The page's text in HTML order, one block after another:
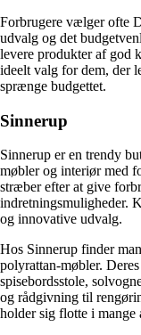
Forbrugere vælger ofte
udvalg og det
levere produkter af god
ideelt valg for dem, der
sprænge budgettet.
Sinnerup
Sinnerup er en trendy
møbler og interiør med
stræber efter at give
indretningsmuligheder.
og innovative udvalg.
Hos Sinnerup finder
polyrattan-møbler.
spisebordsstole,
og rådgivning til
holder sig flotte i mange